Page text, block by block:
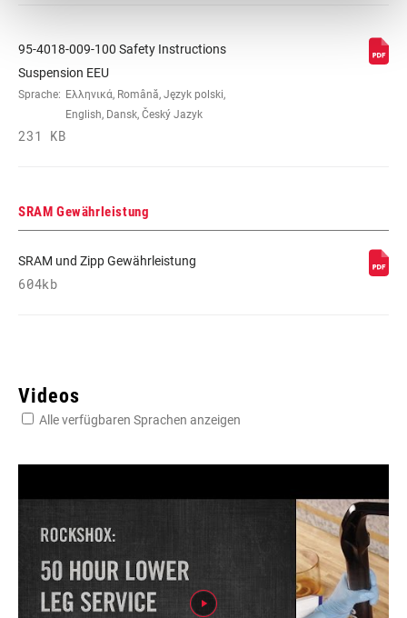
95-4018-009-100 Safety Instructions
Suspension EEU
Sprache: Ελληνικά, Română, Język polski,
English, Dansk, Český Jazyk
231 KB
SRAM Gewährleistung
SRAM und Zipp Gewährleistung
604kb
Videos
Alle verfügbaren Sprachen anzeigen